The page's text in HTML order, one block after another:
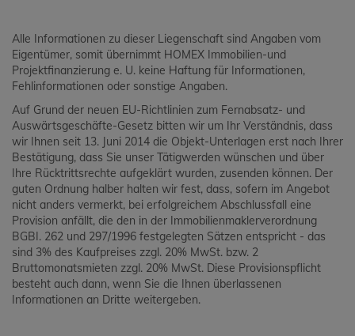
Alle Informationen zu dieser Liegenschaft sind Angaben vom
Eigentümer, somit übernimmt HOMEX Immobilien-und
Projektfinanzierung e. U. keine Haftung für Informationen,
Fehlinformationen oder sonstige Angaben.
Auf Grund der neuen EU-Richtlinien zum Fernabsatz- und
Auswärtsgeschäfte-Gesetz bitten wir um Ihr Verständnis, dass
wir Ihnen seit 13. Juni 2014 die Objekt-Unterlagen erst nach Ihrer
Bestätigung, dass Sie unser Tätigwerden wünschen und über
Ihre Rücktrittsrechte aufgeklärt wurden, zusenden können. Der
guten Ordnung halber halten wir fest, dass, sofern im Angebot
nicht anders vermerkt, bei erfolgreichem Abschlussfall eine
Provision anfällt, die den in der Immobilienmaklerverordnung
BGBI. 262 und 297/1996 festgelegten Sätzen entspricht - das
sind 3% des Kaufpreises zzgl. 20% MwSt. bzw. 2
Bruttomonatsmieten zzgl. 20% MwSt. Diese Provisionspflicht
besteht auch dann, wenn Sie die Ihnen überlassenen
Informationen an Dritte weitergeben.